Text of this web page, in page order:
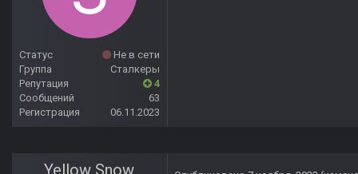
Статус
Не в сети
Группа
Сталкеры
Репутация
4
Сообщений
63
Регистрация
06.11.2023
Yellow Snow